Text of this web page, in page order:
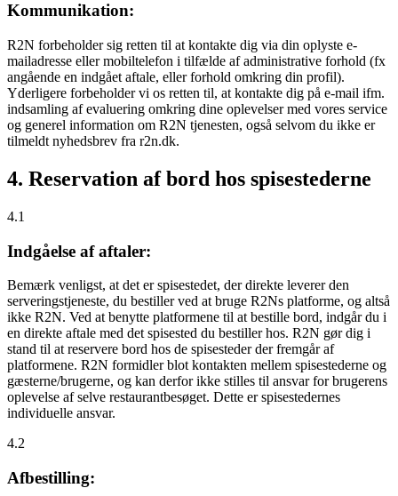
Kommunikation:
R2N forbeholder sig retten til at kontakte dig via din oplyste e-
mailadresse eller mobiltelefon i tilfælde af administrative forhold (fx
angående en indgået aftale, eller forhold omkring din profil).
Yderligere forbeholder vi os retten til, at kontakte dig på e-mail ifm.
indsamling af evaluering omkring dine oplevelser med vores service
og generel information om R2N tjenesten, også selvom du ikke er
tilmeldt nyhedsbrev fra r2n.dk.
4. Reservation af bord hos spisestederne
4.1
Indgåelse af aftaler:
Bemærk venligst, at det er spisestedet, der direkte leverer den
serveringstjeneste, du bestiller ved at bruge R2Ns platforme, og altså
ikke R2N. Ved at benytte platformene til at bestille bord, indgår du i
en direkte aftale med det spisested du bestiller hos. R2N gør dig i
stand til at reservere bord hos de spisesteder der fremgår af
platformene. R2N formidler blot kontakten mellem spisestederne og
gæsterne/brugerne, og kan derfor ikke stilles til ansvar for brugerens
oplevelse af selve restaurantbesøget. Dette er spisestedernes
individuelle ansvar.
4.2
Afbestilling: